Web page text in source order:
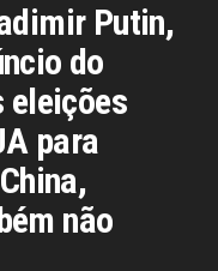
Putin,
do
eleições
para
não